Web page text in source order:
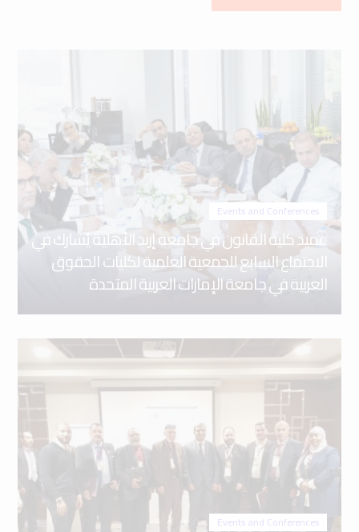
Events and Conferences
عميد كلية القانون في جامعة إربد الأهلية يُشارك في
الاجتماع السابع للجمعية العلمية لكليات الحقوق
العربية في جامعة الإمارات العربية المتحدة
Events and Conferences